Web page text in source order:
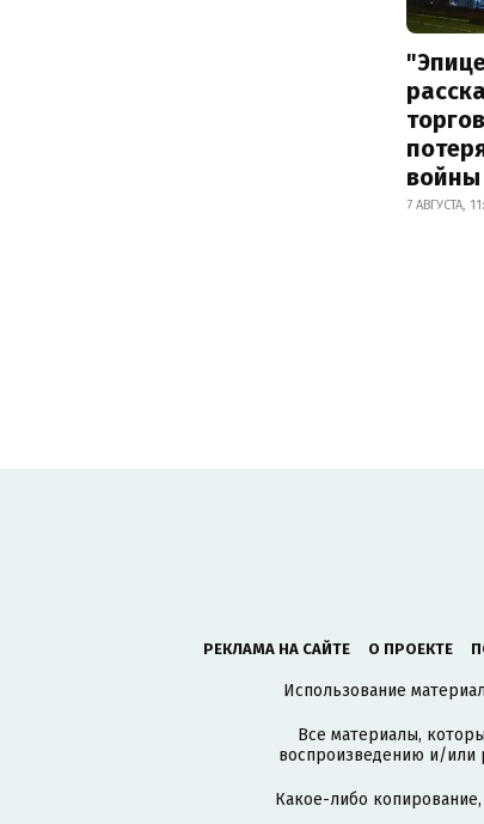
войны
7 АВГУСТА,
РЕКЛАМА НА САЙТЕ О ПРОЕКТЕ
Использование
Все материалы,
воспроизведению и/или
Какое-либо